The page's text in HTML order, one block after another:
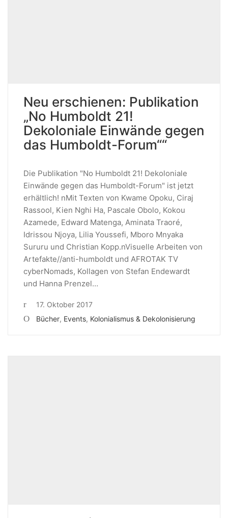
Neu erschienen: Publikation
„No Humboldt 21!
Dekoloniale Einwände gegen
das Humboldt-Forum““
Die Publikation "No Humboldt 21! Dekoloniale
Einwände gegen das Humboldt-Forum" ist jetzt
erhältlich! nMit Texten von Kwame Opoku, Ciraj
Rassool, Kien Nghi Ha, Pascale Obolo, Kokou
Azamede, Edward Matenga, Aminata Traoré,
Idrissou Njoya, Lilia Youssefi, Mboro Mnyaka
Sururu und Christian Kopp.nVisuelle Arbeiten von
Artefakte//anti-humboldt und AFROTAK TV
cyberNomads, Kollagen von Stefan Endewardt
und Hanna Prenzel…
17. Oktober 2017
Bücher, Events, Kolonialismus & Dekolonisierung